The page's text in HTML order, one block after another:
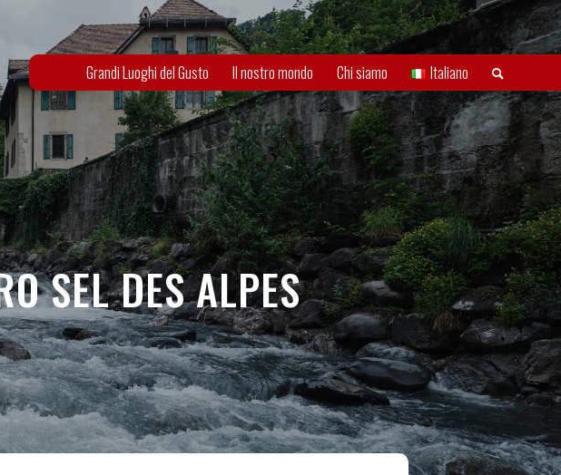
Grandi Luoghi del Gusto Il nostro mondo Chi siamo Italiano
SEL DES ALPES